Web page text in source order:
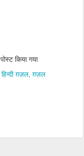
पोस्ट किया गया
हिन्दी ग़ज़ल ग़ज़ल